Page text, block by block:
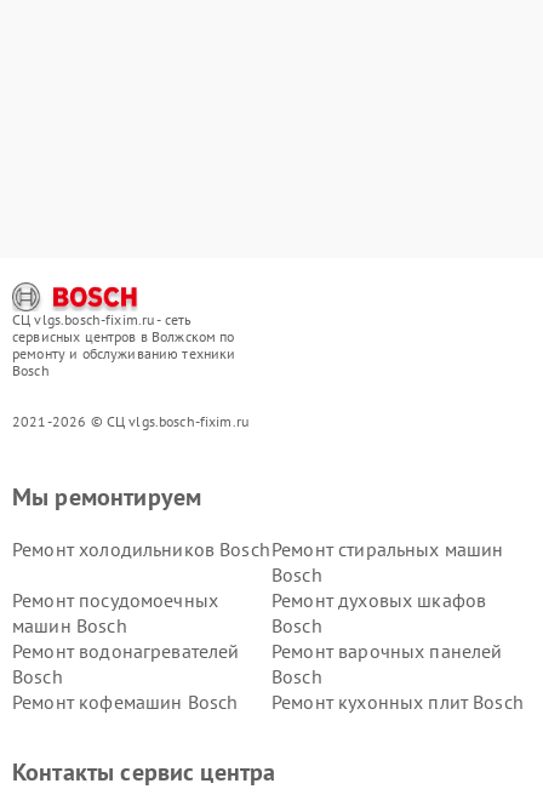
СЦ vlgs.bosch-fixim.ru - сеть
сервисных центров в Волжском по
ремонту и обслуживанию техники
Bosch
2021-2026 © СЦ vlgs.bosch-fixim.ru
Мы ремонтируем
Ремонт холодильников BoschРемонт стиральных машин
Bosch
Ремонт посудомоечных
машин Bosch
Ремонт духовых шкафов
Bosch
Ремонт водонагревателей
Bosch
Ремонт варочных панелей
Bosch
Ремонт кофемашин Bosch
Ремонт кухонных плит Bosch
Ремонт сушильных автоматовРемонт морозильных камер
Контакты сервис центра